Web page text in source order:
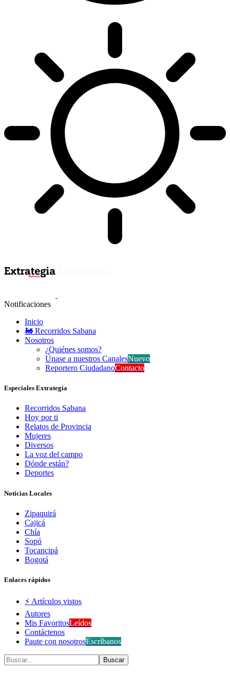
Notificaciones
Inicio
🚂 Recorridos Sabana
Nosotros
¿Quiénes somos?
Únase a nuestros CanalesNuevo
Reportero CiudadanoContacto
Especiales Extrategia
Recorridos Sabana
Hoy por ti
Relatos de Provincia
Mujeres
Diversos
La voz del campo
Dónde están?
Deportes
Noticias Locales
Zipaquirá
Cajicá
Chía
Sopó
Tocancipá
Bogotá
Enlaces rápidos
⚡️ Artículos vistos
Autores
Mis FavoritosLeídos
Contáctenos
Paute con nosotrosEscríbanos